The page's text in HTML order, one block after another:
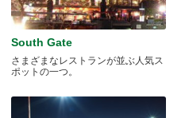
South Gate
さまざまなレストランが並ぶ人気ス
ポットの一つ。